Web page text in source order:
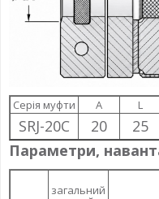
Серія муфти A L
SRJ-20C 20 25
Параметри,
загальний